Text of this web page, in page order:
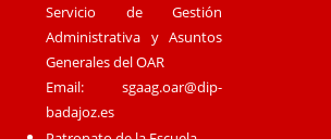
Servicio de Gestión
Administrativa y Asuntos
Generales del OAR
Email:sgaag.oar@dip-
badajoz.es